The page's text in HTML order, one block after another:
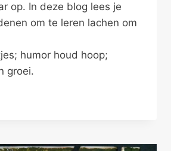
op. In deze blog lees je
om te leren lachen om
humor houd hoop;
groei.